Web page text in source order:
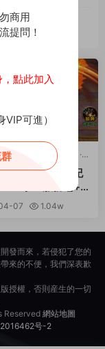
浏覽
傳 J-九州仙俠傳
·
頁遊服務端
H5遊戲【暗黑紀
手工服務端+運
清包授權後台
教程
07
1.04w
發而來，若侵犯了您的
來的不便，我們深表歉
授權，否則産生的一切
Reserved 網站地圖
号-2
商用
提問！
點此加入
可進）